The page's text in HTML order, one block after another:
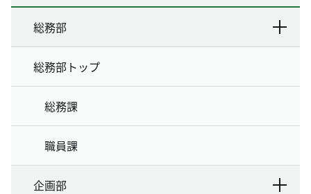
総務部
総務部トップ
総務課
職員課
企画部